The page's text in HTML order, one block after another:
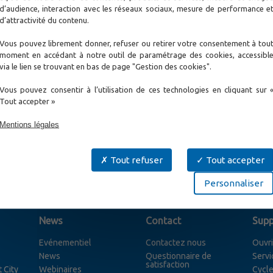
constant ou clignotant à 1 ou 2 Hz.
de fibre optique : identification et continuité de la fibre,
une grande autonomie de fonctionnement.
Produits Associés
d'assurer la plupart des opérations d'identification de fibre
soit le plus robuste, maniable et doté d'une grande
City
News
Evénementiel
News
Webinaires
Contact
Contactez nous
Questionnaire de
satisfaction
d’audience, interaction avec les réseaux sociaux, mesure de performance et
d’attractivité du contenu.
Vous pouvez librement donner, refuser ou retirer votre consentement à tout
moment en accédant à notre outil de paramétrage des cookies, accessible
via le lien se trouvant en bas de page "Gestion des cookies".
Vous pouvez consentir à l’utilisation de ces technologies en cliquant sur «
Tout accepter »
Mentions légales
Tout accepter
Tout refuser
Personnaliser